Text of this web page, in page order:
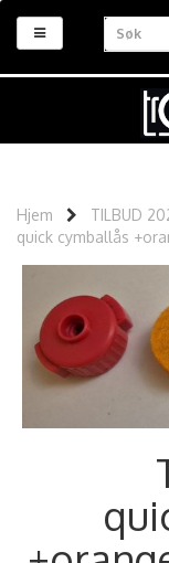
Hjem TILBUD
quick cymballås